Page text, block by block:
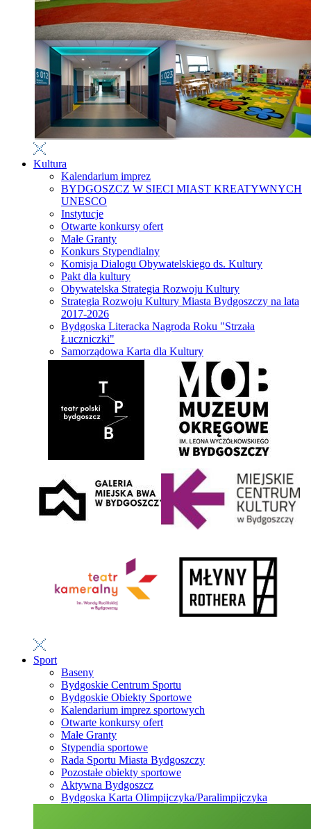
Kultura
Kalendarium imprez
BYDGOSZCZ W SIECI MIAST KREATYWNYCH
UNESCO
Instytucje
Otwarte konkursy ofert
Małe Granty
Konkurs Stypendialny
Komisja Dialogu Obywatelskiego ds. Kultury
Pakt dla kultury
Obywatelska Strategia Rozwoju Kultury
Strategia Rozwoju Kultury Miasta Bydgoszczy na lata
2017-2026
Bydgoska Literacka Nagroda Roku "Strzała
Łuczniczki"
Samorządowa Karta dla Kultury
Sport
Baseny
Bydgoskie Centrum Sportu
Bydgoskie Obiekty Sportowe
Kalendarium imprez sportowych
Otwarte konkursy ofert
Małe Granty
Stypendia sportowe
Rada Sportu Miasta Bydgoszczy
Pozostałe obiekty sportowe
Aktywna Bydgoszcz
Bydgoska Karta Olimpijczyka/Paralimpijczyka